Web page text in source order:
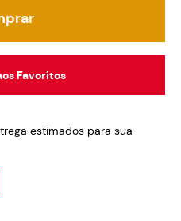
Favoritos
estimados para sua